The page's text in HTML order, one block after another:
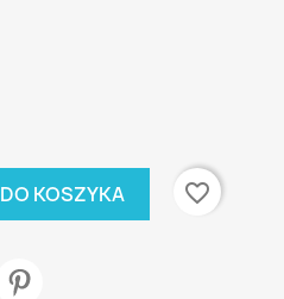
KOSZYKA favorite_border